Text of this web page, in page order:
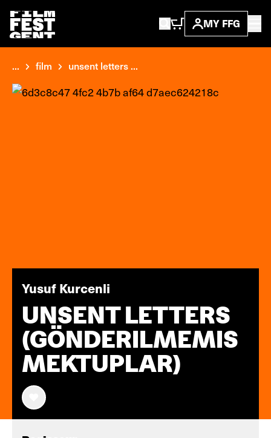
MY FFG
... film unsent letters ...
Yusuf Kurcenli
UNSENT LETTERS
(GÖNDERILMEMIS
MEKTUPLAR)